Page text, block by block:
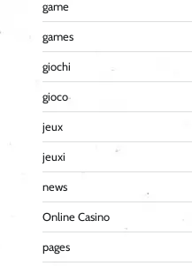
game
games
giochi
gioco
jeux
jeuxi
news
Online Casino
pages